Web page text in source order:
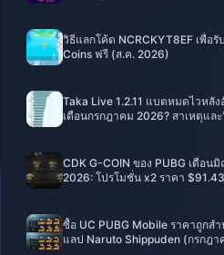
วิธีแลกโค้ด NCRCKYT8EF เพื่อรั
Coins ฟรี (ส.ค. 2026)
Taka Live 1.2.11 แบตหมดไวหลัง
เดือนกรกฎาคม 2026? สาเหตุแล
CDK G-COIN ของ PUBG เดือน
2026: โปรโมชั่น x2 ราคา
ซื้อ UC PUBG Mobile ราคาถูกส
แลป Naruto Shippuden (กรกฎา